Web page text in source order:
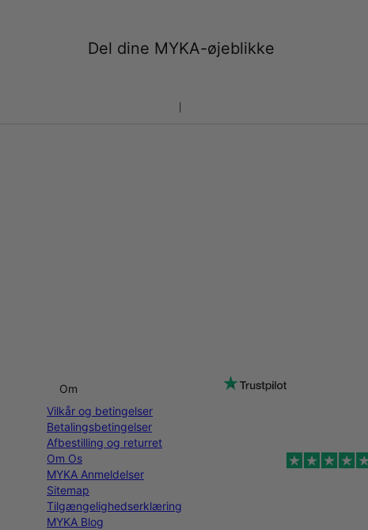
Del dine MYKA-øjeblikke
Om
Vilkår og betingelser
Betalingsbetingelser
Afbestilling og returret
Om Os
MYKA Anmeldelser
Sitemap
Tilgængelighedserklæring
MYKA Blog